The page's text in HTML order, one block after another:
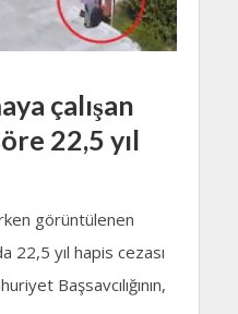
çalışan
22,5 yıl
görüntülenen
22,5 yıl hapis cezası
Başsavcılığının,